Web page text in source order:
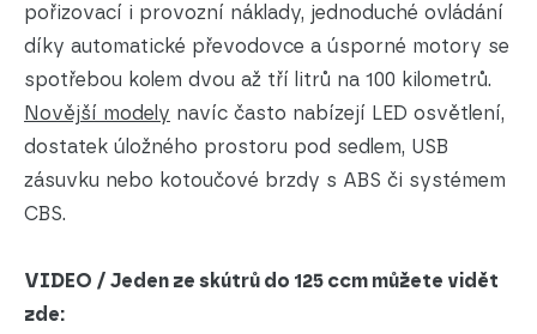
pořizovací i provozní náklady, jednoduché ovládání
díky automatické převodovce a úsporné motory se
spotřebou kolem dvou až tří litrů na 100 kilometrů.
Novější modely navíc často nabízejí LED osvětlení,
dostatek úložného prostoru pod sedlem, USB
zásuvku nebo kotoučové brzdy s ABS či systémem
CBS.
VIDEO / Jeden ze skútrů do 125 ccm můžete vidět
zde: